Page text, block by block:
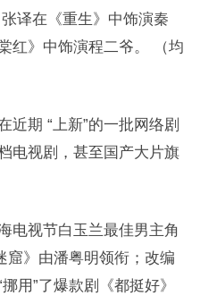
译在《重生》中饰演秦
红》中饰演程二爷。 （均
期 “上新”的一批网络剧
电视剧，甚至国产大片旗
视节白玉兰最佳男主角
窟》由潘粤明领衔；改编
用”了爆款剧《都挺好》